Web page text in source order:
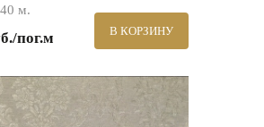
м.
пог.м В КОРЗИНУ